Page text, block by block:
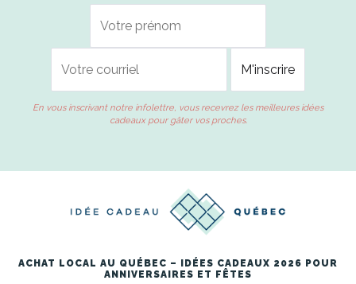
En vous inscrivant notre infolettre, vous recevrez les meilleures idées
cadeaux pour gâter vos proches.
ACHAT LOCAL AU QUÉBEC – IDÉES CADEAUX 2026 POUR
ANNIVERSAIRES ET FÊTES